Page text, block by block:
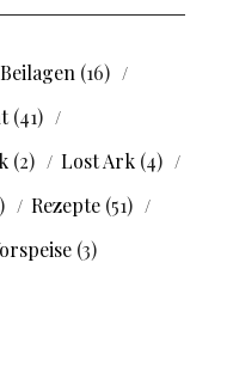
Beilagen (16)
(41)
(2) Lost Ark(4)
Rezepte(51)
(3)